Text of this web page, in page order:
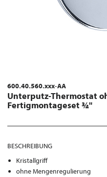
600.40.560.xxx-AA
Unterputz-Thermostat
Fertigmontageset ¾"
BESCHREIBUNG
Kristallgriff
ohne Mengenregulierung